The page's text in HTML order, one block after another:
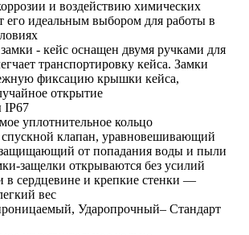
и воздействию химических
его идеальным выбором для работы в
- кейс оснащен двумя ручками для
транспортировку кейса. Замки
фиксацию крышки кейса,
открытие
IP67
уплотнительное кольцо
клапан, уравновешивающий
защищающий от попадания воды и пыли
защелки открываются без усилий
в сердцевине и крепкие стенки —
вес
Ударопрочный– Стандарт